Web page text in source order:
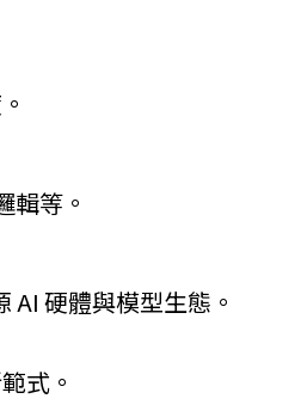
輯等。
硬體與模型生態。
式。